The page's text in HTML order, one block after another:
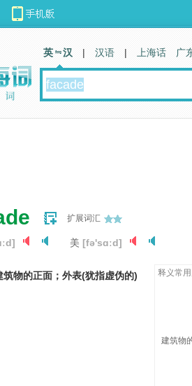
扩展词汇
美 [fə'sɑːd]
筑物的正面；外表(犹指虚伪的) 释义常
建筑物
英 汉 | 汉语 | 上海话 广